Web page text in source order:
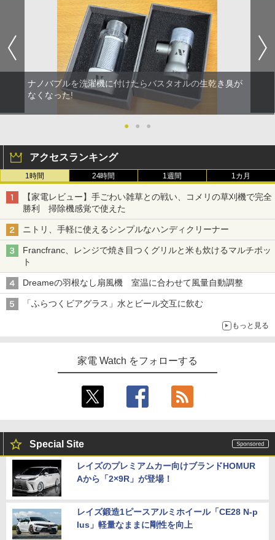
ナノバブルを洗濯機に付けたらバスタオルの生乾き臭が
なくなった!
● ● ●
アクセスランキング
1時間 24時間 1週間 1カ月
【家電レビュー】手ごわい雑草との戦い、コメリの草刈機で完全
勝利 掃除機感覚で使えた
ニトリ、手軽に使えるシンプルなハンディクリーナー
Francfranc、レンジで焼き目つくグリルと米も炊けるマルチポッ
ト
Dreameの羽根なし扇風機 室温に合わせて風量自動調整
「ふらつくビアグラス」水とビール交互に飲む
もっと見る
家電 Watch をフォローする
Special Site
レイズのプレミアムカー向けブランドHOMUR
Aから「2×9R」が登場！
レイズ鍛造1ピースアルミホイール「CE28 N-p
lus」軽量なままに剛性を向上